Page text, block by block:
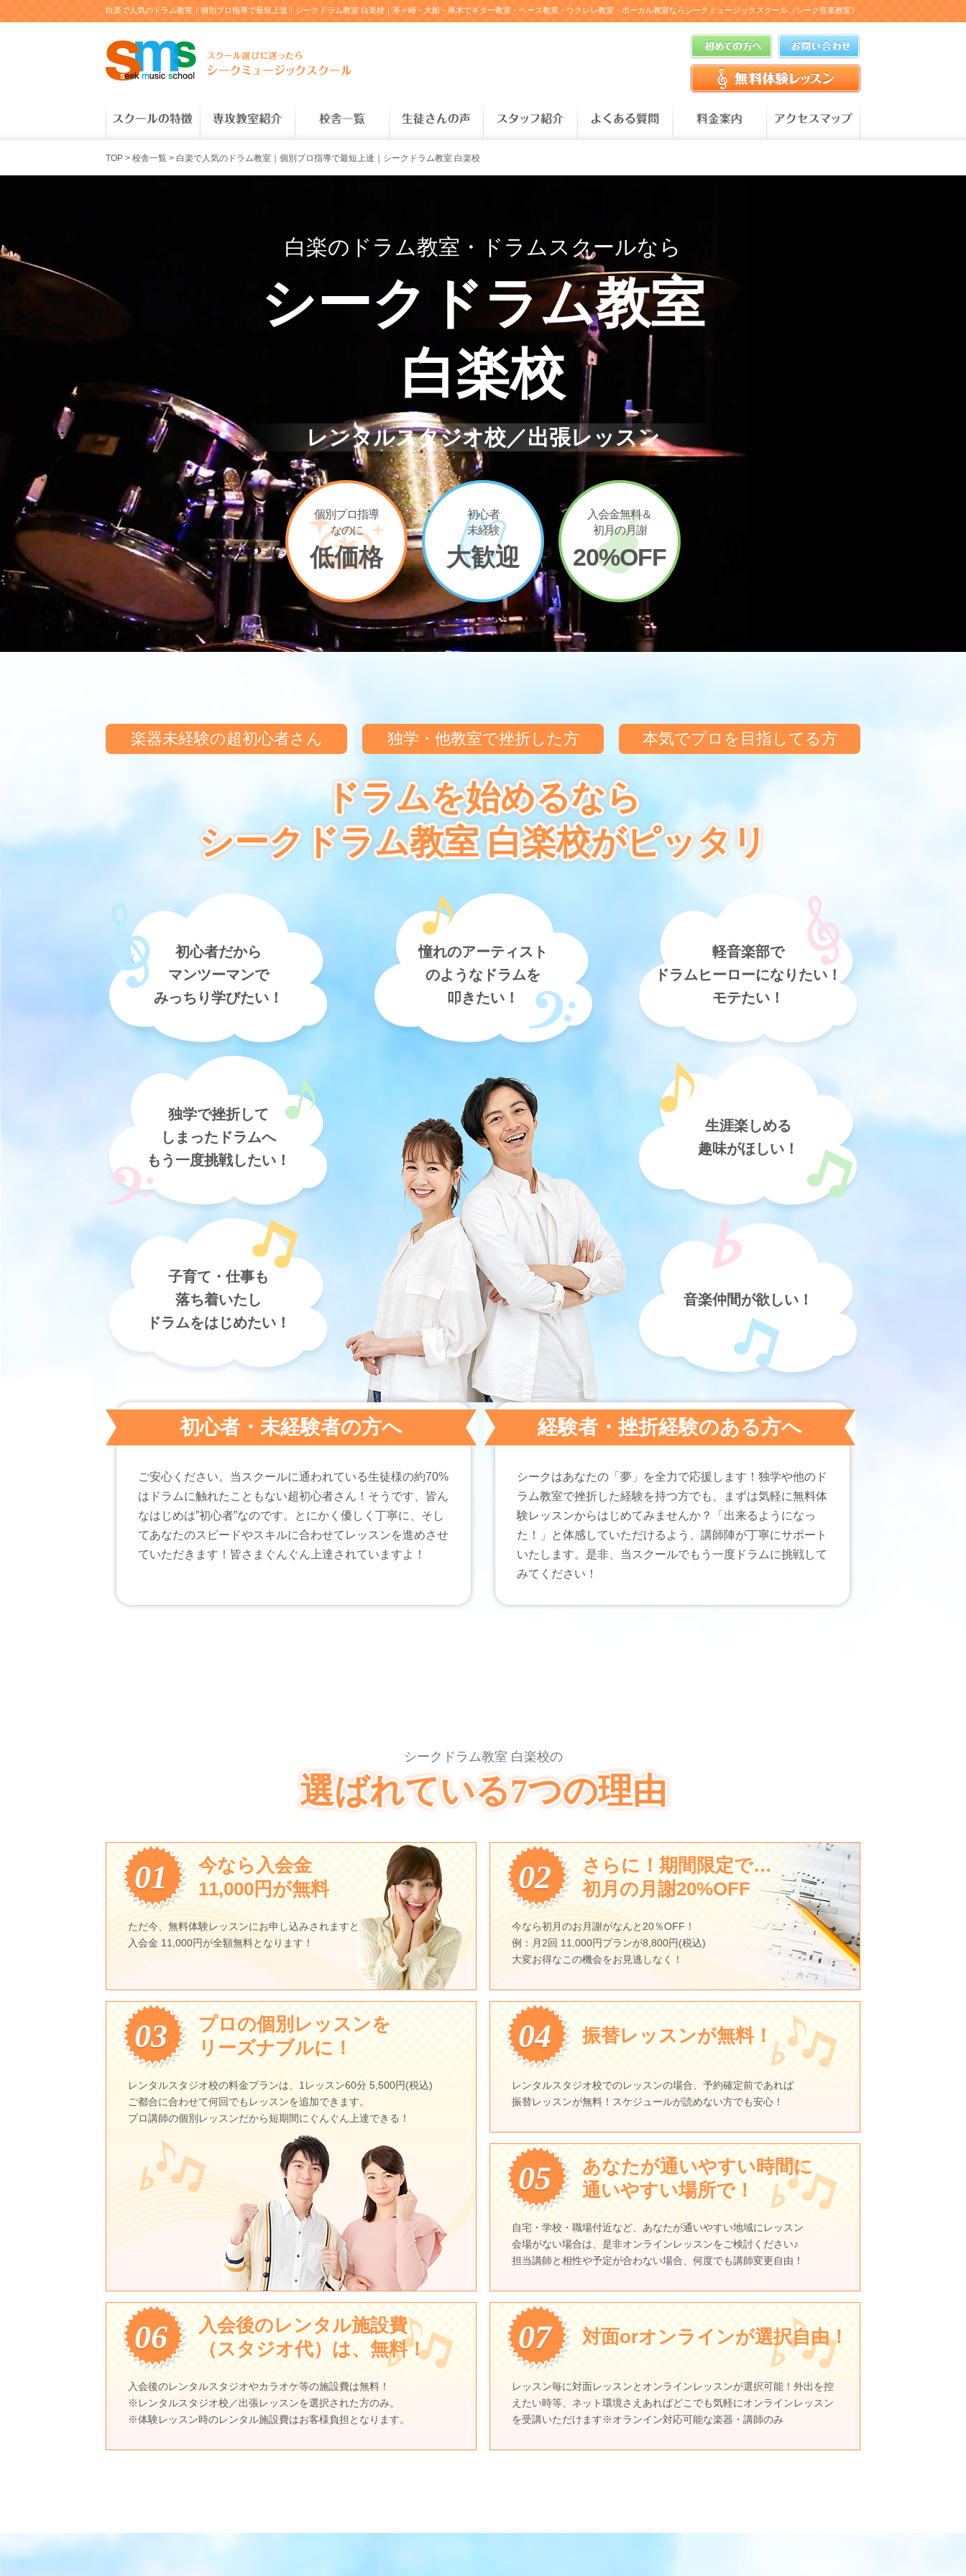
白楽で人気のドラム教室｜個別プロ指導で最短上達｜シークドラム教室 白楽校｜茅ヶ崎・大船・厚木でギター教室・ベース教室・ウクレレ教室・ボーカル教室ならシークミュージックスクール（シーク音楽教室）
TOP > 校舎一覧 > 白楽で人気のドラム教室｜個別プロ指導で最短上達｜シークドラム教室 白楽校
白楽のドラム教室・ドラムスクールなら
シークドラム教室
白楽校
レンタルスタジオ校／出張レッスン
個別プロ指導
なのに
低価格
初心者
未経験
大歓迎
入会金無料＆
初月の月謝
20%OFF
楽器未経験の超初心者さん 独学・他教室で挫折した方 本気でプロを 目指してる方
ドラムを始めるなら
シークドラム教室 白楽校がピッタリ
初心者だから
マンツーマンで
みっちり学びたい！
憧れのアーティスト
のようなドラムを
叩きたい！
軽音楽部で
ドラムヒーローになりたい！
モテたい！
独学で挫折して
しまったドラムへ
もう一度挑戦したい！
生涯楽しめる
趣味がほしい！
子育て・仕事も
落ち着いたし
ドラムをはじめたい！
音楽仲間が欲しい！
初心者・未経験者の方へ
ご安心ください。当スクールに通われている生徒様の約70%
はドラムに触れたこともない超初心者さん！そうです、皆ん
なはじめは”初心者”なのです。とにかく優しく丁寧に、そし
てあなたのスピードやスキルに合わせてレッスンを進めさせ
ていただきます！皆さまぐんぐん上達されていますよ！
経験者・挫折経験のある方へ
シークはあなたの「夢」を全力で応援します！独学や他のド
ラム教室で挫折した経験を持つ方でも、まずは気軽に無料体
験レッスンからはじめてみませんか？「出来るようになっ
た！」と体感していただけるよう、講師陣が丁寧にサポート
いたします。是非、当スクールでもう一度ドラムに挑戦して
みてください！
シークドラム教室 白楽校の
選ばれている7つの理由
01
今なら入会金
11,000円が無料
ただ今、無料体験レッスンにお申し込みされますと
入会金 11,000円が全額無料となります！
02
さらに！期間限定で…
初月の月謝20%OFF
今なら初月のお月謝がなんと20％OFF！
例：月2回 11,000円プランが8,800円(税込)
大変お得なこの機会をお見逃しなく！
03
プロの個別レッスンを
リーズナブルに！
レンタルスタジオ校の料金プランは、1レッスン60分 5,500円(税込)
ご都合に合わせて何回でもレッスンを追加できます。
プロ講師の個別レッスンだから短期間にぐんぐん上達できる！
04 振替レッスンが無料！
レンタルスタジオ校でのレッスンの場合、予約確定前であれば
振替レッスンが無料！スケジュールが読めない方でも安心！
05
あなたが通いやすい時間に
通いやすい場所で！
自宅・学校・職場付近など、あなたが通いやすい地域にレッスン
会場がない場合は、是非オンラインレッスンをご検討ください♪
担当講師と相性や予定が合わない場合、何度でも講師変更自由！
06
入会後のレンタル施設費
（スタジオ代）は、無料！
入会後のレンタルスタジオやカラオケ等の施設費は無料！
※レンタルスタジオ校／出張レッスンを選択された方のみ。
※体験レッスン時のレンタル施設費はお客様負担となります。
07 対面orオンラインが選択自由！
レッスン毎に対面レッスンとオンラインレッスンが選択可能！外出を控
えたい時等、ネット環境さえあればどこでも気軽にオンラインレッスン
を受講いただけます※オランイン対応可能な楽器・講師のみ